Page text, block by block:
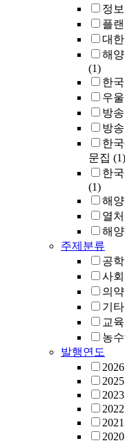
정
플
대
해
(1)
한
우
방
방
한
문집 (1)
한
(1)
해
열
해
주제분류
공학
사
의
기타
교육
농
발행연도
2026
2025
2023
2022
2021
2020